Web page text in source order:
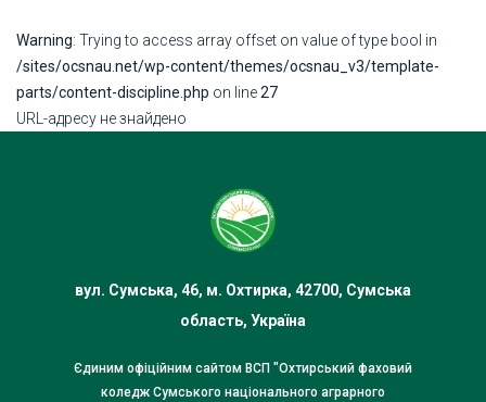
Warning: Trying to access array offset on value of type bool in
/sites/ocsnau.net/wp-content/themes/ocsnau_v3/template-
parts/content-discipline.php on line27
URL-адресу не знайдено
вул. Сумська, 46, м. Охтирка, 42700, Сумська
область, Україна
Єдиним офіційним сайтом ВСП "Охтирський фаховий
коледж Сумського національного аграрного